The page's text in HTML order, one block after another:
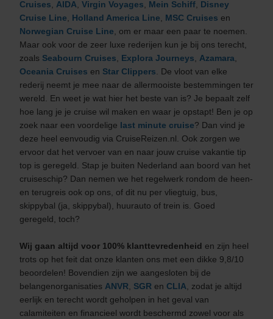
Cruises
AIDA Virgin Voyages Mein Schiff, Disney
Cruise Line
Holland America Line MSC Cruises en
Norwegian Cruise Line , om er maar een paar te noemen.
Maar ook voor de zeer luxe rederijen kun je bij ons terecht,
zoals Seabourn Cruises Explora Journeys Azamara
Oceania Cruises en Star Clippers . De vloot van elke
rederij neemt je mee naar de allermooiste bestemmingen ter
wereld. En weet je wat hier het beste van is? Je bepaalt zelf
hoe lang je je cruise wil maken en waar je opstapt! Ben je op
zoek naar een voordelige last minute cruise? Dan vind je
deze heel eenvoudig via CruiseReizen.nl. Ook zorgen we
ervoor dat het vervoer van en naar jouw cruise vakantie tip
top is geregeld. Stap je buiten Nederland aan boord van het
cruiseschip? Dan nemen we het regelwerk rondom de heen-
en terugreis ook op ons, of dit nu per vliegtuig, bus,
skippybal (ja, skippybal), huurauto of trein is. Goed
geregeld, toch?
Wij gaan altijd voor 100% klanttevredenheid en zijn heel
trots op het feit dat onze klanten ons met een dikke 9,8/10
beoordelen! Bovendien zijn we aangesloten bij de
belangenorganisaties ANVR SGR en CLIA , zodat je altijd
eerlijk en terecht wordt geholpen in het geval van
calamiteiten en financieel wordt beschermd zowel voor als